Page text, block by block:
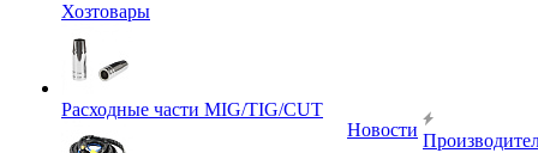
Хозтовары
Расходные части MIG/TIG/CUT
Новости